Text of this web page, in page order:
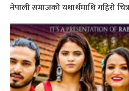
नेपाली समाजको यथार्थमाथि गहिरो